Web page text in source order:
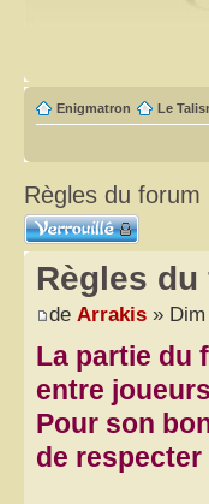
Enigmatron Le
Règles du
Sujet verrouillé
Règles
de Arrakis »
La partie du
entre
Pour son
de